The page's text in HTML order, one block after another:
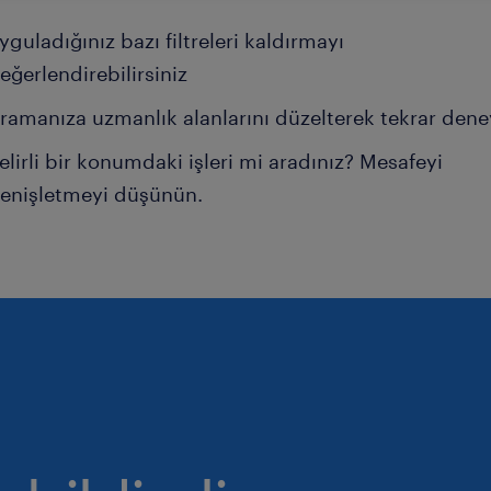
bazı filtreleri kaldırmayı
uzmanlık alanlarını düzelterek tekrar
bir konumdaki işleri mi aradınız? Mesafeyi
düşünün.